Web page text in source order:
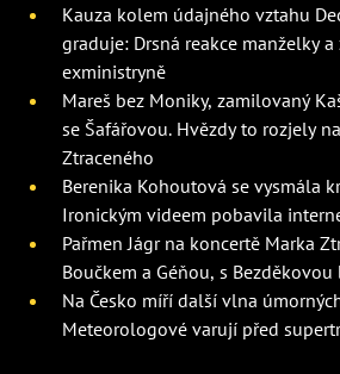
Kauza kolem údajného vztahu
graduje: Drsná reakce manželky
exministryně
Mareš bez Moniky, zamilovaný
se Šafářovou. Hvězdy to rozjely
Ztraceného
Berenika Kohoutová se vysmála
Ironickým videem pobavila
Pařmen Jágr na koncertě Marka
Boučkem a Géňou, s
Na Česko míří další vlna
Meteorologové varují před